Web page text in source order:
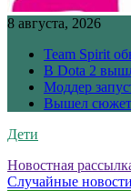
8 августа, 2026
Team Spirit
В Dota 2
Моддер
Вышел
Дети
Новостная
Случайные новости